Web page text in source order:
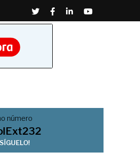
TwitterFacebook
LinkedinYoutube
número